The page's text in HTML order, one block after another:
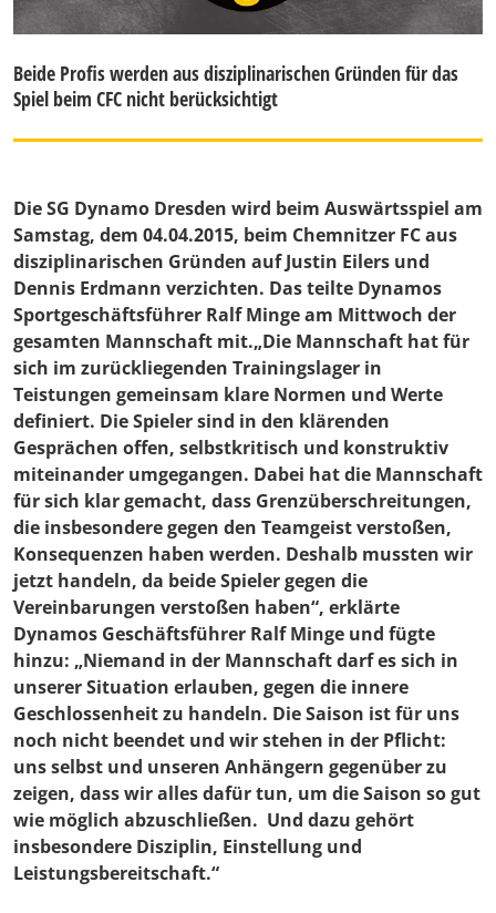
Beide Profis werden aus disziplinarischen Gründen für das
Spiel beim CFC nicht berücksichtigt
Die SG Dynamo Dresden wird beim Auswärtsspiel am
Samstag, dem 04.04.2015, beim Chemnitzer FC aus
disziplinarischen Gründen auf Justin Eilers und
Dennis Erdmann verzichten. Das teilte Dynamos
Sportgeschäftsführer Ralf Minge am Mittwoch der
gesamten Mannschaft mit.„Die Mannschaft hat für
sich im zurückliegenden Trainingslager in
Teistungen gemeinsam klare Normen und Werte
definiert. Die Spieler sind in den klärenden
Gesprächen offen, selbstkritisch und konstruktiv
miteinander umgegangen. Dabei hat die Mannschaft
für sich klar gemacht, dass Grenzüberschreitungen,
die insbesondere gegen den Teamgeist verstoßen,
Konsequenzen haben werden. Deshalb mussten wir
jetzt handeln, da beide Spieler gegen die
Vereinbarungen verstoßen haben“, erklärte
Dynamos Geschäftsführer Ralf Minge und fügte
hinzu: „Niemand in der Mannschaft darf es sich in
unserer Situation erlauben, gegen die innere
Geschlossenheit zu handeln. Die Saison ist für uns
noch nicht beendet und wir stehen in der Pflicht:
uns selbst und unseren Anhängern gegenüber zu
zeigen, dass wir alles dafür tun, um die Saison so gut
wie möglich abzuschließen. Und dazu gehört
insbesondere Disziplin, Einstellung und
Leistungsbereitschaft.“